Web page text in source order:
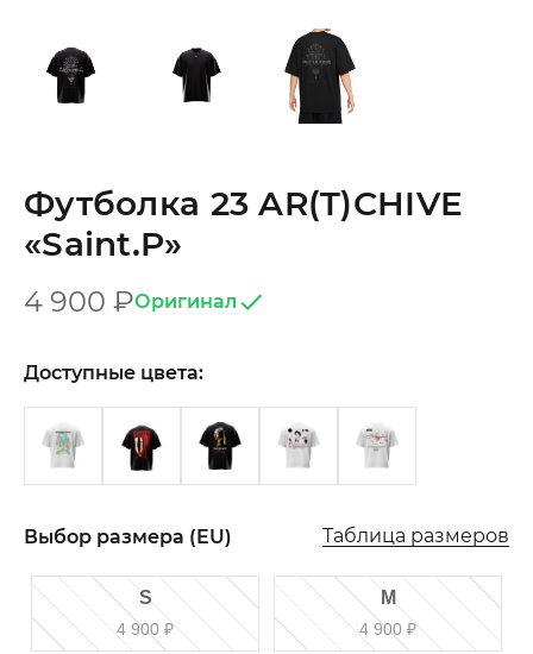
Футболка 23 AR(T)CHIVE
«Saint.P»
4 900 ₽Оригинал
Доступные цвета:
Выбор размера (EU) Таблица размеров
S
4 900 ₽
M
4 900 ₽